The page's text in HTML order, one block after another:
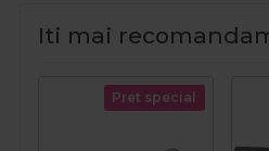
Iti mai
Pret special